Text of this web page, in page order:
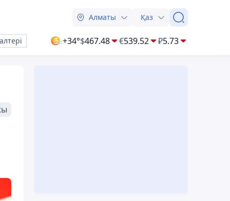
Алматы Қаз
+34°$467.48 €539.52 ₽5.73